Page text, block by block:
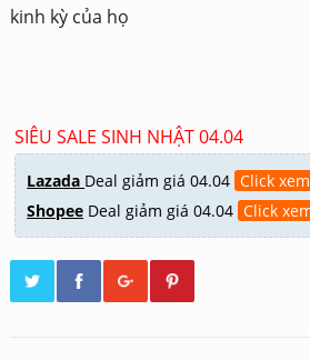
kinh kỳ của họ
SIÊU SALE SINH NHẬT 04.04
Lazada Deal giảm giá 04.04 Click xem
Shopee Deal giảm giá 04.04 Click